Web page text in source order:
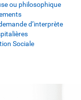
ou philosophique
d’interprète
Sociale